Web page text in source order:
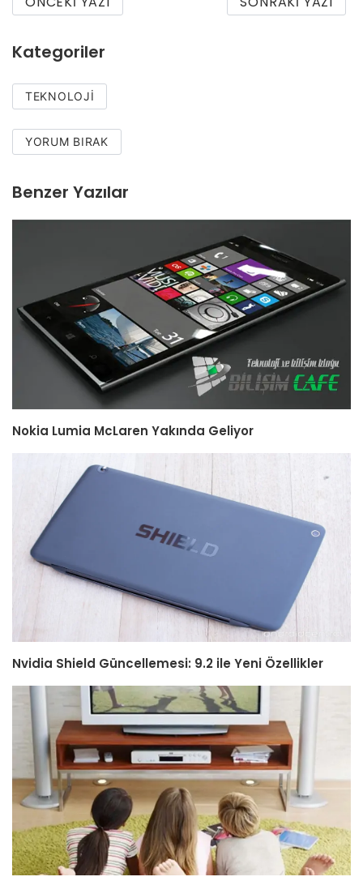
Kategoriler
TEKNOLOJI
YORUM BIRAK
Benzer Yazılar
Nokia Lumia McLaren Yakında Geliyor
Nvidia Shield Güncellemesi: 9.2 ile Yeni Özellikler